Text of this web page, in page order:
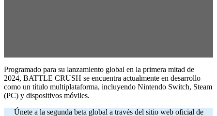
Programado para su lanzamiento global en la primera mitad de
2024, BATTLE CRUSH se encuentra actualmente en desarrollo
como un título multiplataforma, incluyendo Nintendo Switch, Steam
(PC) y dispositivos móviles.
Únete a la segunda beta global a través del sitio web oficial de